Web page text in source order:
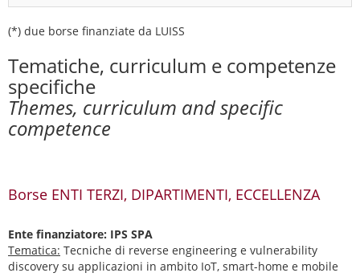
(*) due borse finanziate da LUISS
Tematiche, curriculum e competenze
specifiche
Themes, curriculum and specific
competence
Borse ENTI TERZI, DIPARTIMENTI, ECCELLENZA
Ente finanziatore: IPS SPA
Tematica: Tecniche di reverse engineering e vulnerability
discovery su applicazioni in ambito IoT, smart-home e mobile